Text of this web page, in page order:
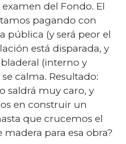
del Fondo. El
pagando con
pública (y será peor el
está disparada, y
(interno y
calma. Resultado:
saldrá muy caro, y
en construir un
que crucemos el
para esa obra?